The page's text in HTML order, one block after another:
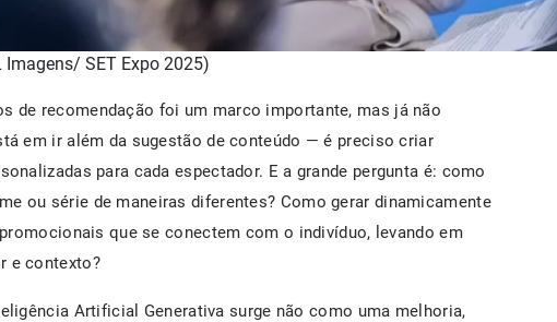
SET Expo 2025)
de recomendação foi um marco importante, mas já não
em ir além da sugestão de conteúdo — é preciso criar
para cada espectador. E a grande pergunta é: como
ou série de maneiras diferentes? Como gerar dinamicamente
que se conectem com o indivíduo, levando em
e contexto?
Artificial Generativa surge não como uma melhoria,